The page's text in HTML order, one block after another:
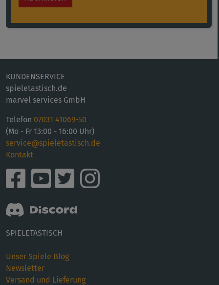
KUNDENSERVICE
spieletastisch.de
marvel services GmbH
Telefon 07031 41069-50
(Mo - Fr 13:00 - 16:00 Uhr)
service@spieletastisch.de
Kontakt
SPIELETASTISCH
Unser Spiele Blog
Newsletter
Versand und Lieferung